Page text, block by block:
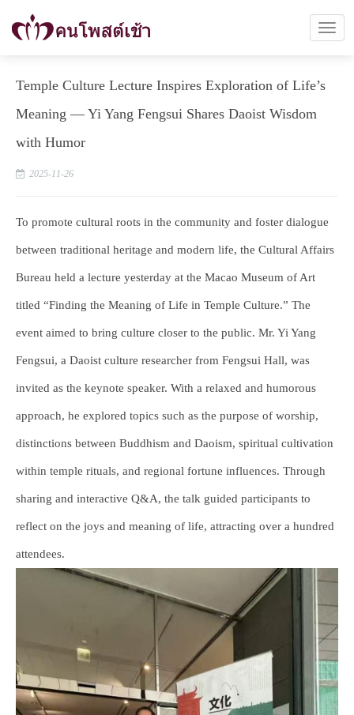
Temple Culture Lecture Inspires Exploration of Life’s
Meaning — Yi Yang Fengsui Shares Daoist Wisdom
with Humor
2025-11-26
To promote cultural roots in the community and foster dialogue
between traditional heritage and modern life, the Cultural Affairs
Bureau held a lecture yesterday at the Macao Museum of Art
titled “Finding the Meaning of Life in Temple Culture.” The
event aimed to bring culture closer to the public. Mr. Yi Yang
Fengsui, a Daoist culture researcher from Fengsui Hall, was
invited as the keynote speaker. With a relaxed and humorous
approach, he explored topics such as the purpose of worship,
distinctions between Buddhism and Daoism, spiritual cultivation
within temple rituals, and regional fortune influences. Through
sharing and interactive Q&A, the talk guided participants to
reflect on the joys and meaning of life, attracting over a hundred
attendees.